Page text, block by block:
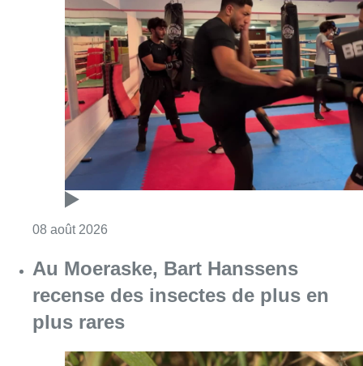
08 août 2026
Au Moeraske, Bart Hanssens
recense des insectes de plus en
plus rares